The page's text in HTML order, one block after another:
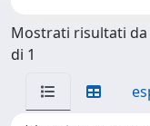
Mostrati risultati da
di 1